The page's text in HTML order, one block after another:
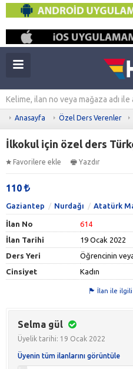
Anasayfa Özel Ders Verenler
İlkokul için özel ders
Favorilere ekle Yazdır
110
Gaziantep Nurdağı Atatürk
İlan No
614
İlan Tarihi
19 Ocak 2022
Ders Yeri
Öğrencinin
Cinsiyet
Kadın
İlan ile
Selma gül
Üyelik tarihi: 19 Ocak 2022
Üyenin tüm ilanlarını görüntüle